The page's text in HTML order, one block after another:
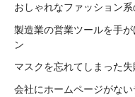
おしゃれなファッション
製造業の営業ツールを手
ン
マスクを忘れてしまった
会社にホームページがな